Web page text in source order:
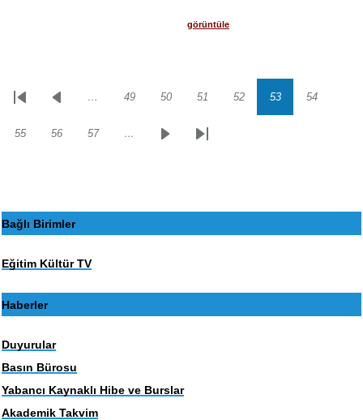
görüntüle
Sayfalama
İlk
Önceki… Sayfa
49 Sayfa
50 Sayfa
51 Sayfa
52 Sayfa
53 Sayfa
54
Sayfa
55 Sayfa
56 Sayfa
57 …
SonrakiSon
Bağlı Birimler
Eğitim Kültür TV
Haberler
Duyurular
Basın Bürosu
Yabancı Kaynaklı Hibe ve Burslar
Akademik Takvim